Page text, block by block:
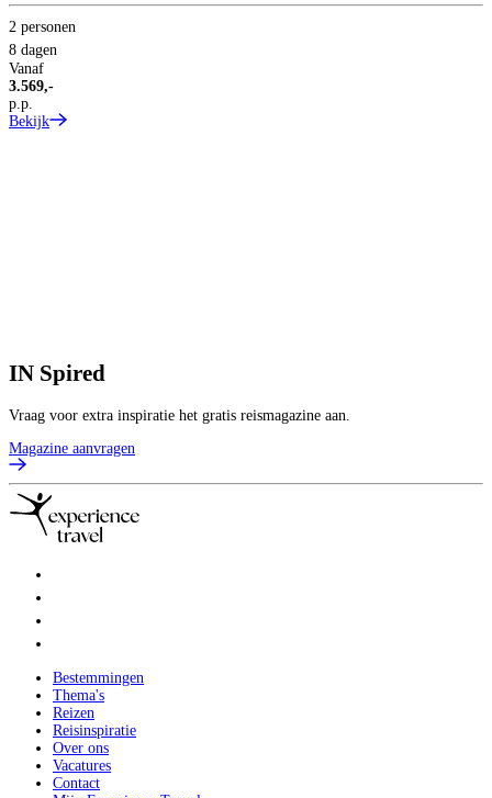
2 personen
8 dagen
Vanaf
3.569,-
p.p.
Bekijk
IN Spired
Vraag voor extra inspiratie het gratis reismagazine aan.
Magazine aanvragen
Bestemmingen
Thema's
Reizen
Reisinspiratie
Over ons
Vacatures
Contact